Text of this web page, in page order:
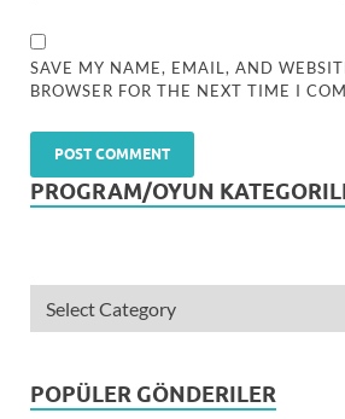
SAVE MY NAME, EMAIL, AND
BROWSER FOR THE NEXT TIME I
PROGRAM/OYUN
POPÜLER GÖNDERILER